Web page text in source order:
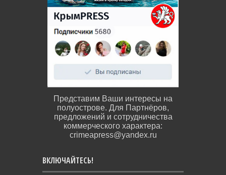
Представим Ваши интересы на
полуострове. Для Партнёров,
предложений и сотрудничества
коммерческого характера:
crimeapress@yandex.ru
ВКЛЮЧАЙТЕСЬ!